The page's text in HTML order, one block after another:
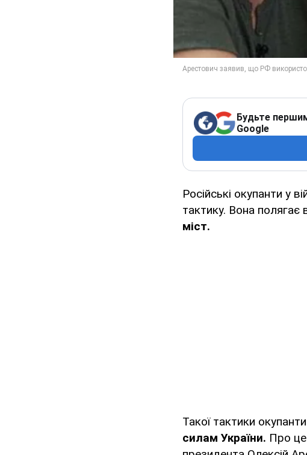
Будьте
Google
Російські окупанти у
тактику. Вона полягає
міст.
Такої тактики окупанти
силам України. Про це